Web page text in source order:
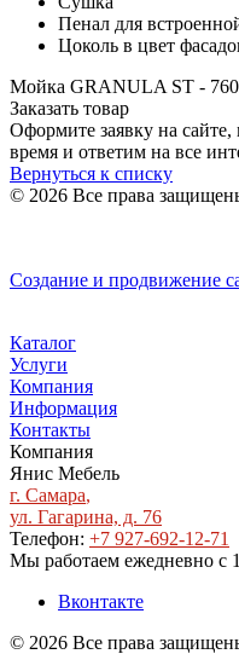
Пенал для
Цоколь в цвет
Мойка GRANULA ST -
Заказать товар
Оформите заявку на
время и ответим на все
Вернуться к списку
© 2026 Все права
Создание и продвижение
Каталог
Услуги
Компания
Информация
Контакты
Компания
Янис Мебель
г. Самара,
ул. Гагарина, д. 76
Телефон: +7 927-692-12-71
Мы работаем ежедневно с
Вконтакте
© 2026 Все права